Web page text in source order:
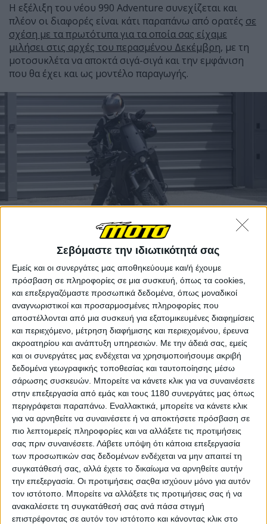
Σεβόμαστε την ιδιωτικότητά σας
Εμείς και οι συνεργάτες μας αποθηκεύουμε και/ή έχουμε
πρόσβαση σε πληροφορίες σε μια συσκευή, όπως τα cookies,
και επεξεργαζόμαστε προσωπικά δεδομένα, όπως μοναδικοί
αναγνωριστικοί και προσαρμοσμένες πληροφορίες που
αποστέλλονται από μια συσκευή για εξατομικευμένες διαφημίσεις
και περιεχόμενο, μέτρηση διαφήμισης και περιεχομένου, έρευνα
ακροατηρίου και ανάπτυξη υπηρεσιών. Με την άδειά σας, εμείς
και οι συνεργάτες μας ενδέχεται να χρησιμοποιήσουμε ακριβή
δεδομένα γεωγραφικής τοποθεσίας και ταυτοποίησης μέσω
σάρωσης συσκευών. Μπορείτε να κάνετε κλικ για να συναινέσετε
στην επεξεργασία από εμάς και τους 1180 συνεργάτες μας όπως
περιγράφεται παραπάνω. Εναλλακτικά, μπορείτε να κάνετε κλικ
για να αρνηθείτε να συναινέσετε ή να αποκτήσετε πρόσβαση σε
πιο λεπτομερείς πληροφορίες και να αλλάξετε τις προτιμήσεις
σας πριν συναινέσετε. Λάβετε υπόψη ότι κάποια επεξεργασία
των προσωπικών σας δεδομένων ενδέχεται να μην απαιτεί τη
συγκατάθεσή σας, αλλά έχετε το δικαίωμα να αρνηθείτε αυτήν
την επεξεργασία. Οι προτιμήσεις σαςθα ισχύουν μόνο για αυτόν
τον ιστότοπο. Μπορείτε να αλλάξετε τις προτιμήσεις σας ή να
ανακαλέσετε τη συγκατάθεσή σας ανά πάσα στιγμή
επιστρέφοντας σε αυτόν τον ιστότοπο και κάνοντας κλικ στο
Η εξέλιξη του νέου 990 Adventure συνεχίζεται και
πλέον οι διαφορές είναι κάτι παραπάνω από ορατές σε
σχέση με τα πρωτότυπα για τα οποία σας είχαμε
μιλήσει στις αρχές του περασμένου Δεκέμβρη, με τη
μοτοσυκλέτα να αποκτά σιγά-σιγά και την εμφάνιση
που θα έχει και ως μοντέλο παραγωγής.
Σχεδιαστικά η νέα adventure φέρει το rally look που
κερδίζει όλο και περισσότερους οπαδούς τον
τελευταίο καιρό και θυμίζει ως έναν βαθμό το
θρυλικό και βγαλμένο από τους αγώνες 950 Adventure.
Με αυτό οι Αυστριακοί έκαναν τη δεύτερη νίκη
γενικής στην ιστορία τους στο 24ο Dakar του 2002 και
ξεκίνησαν το απίστευτο σερί-ρεκόρ που σταμάτησε το
2019.
Για την ιστορία, το 2002 στη σέλα του 950 ήταν ο
μέγιστος Fabrizio Meoni, ο άνθρωπος που πήρε την
προηγούμενη χρονιά και την πρώτη νίκη στο Dakar
στην ιστορία της ΚΤΜ και βασικός πρωταγωνιστής
στην εξέλιξή της μοτοσυκλέτας που μετονομάστηκε
έπειτα σε 990 Adventure λόγω της αύξησης της
χωρητικότητας του V2 με την περιεχόμενη γωνία των
75 μοιρών.